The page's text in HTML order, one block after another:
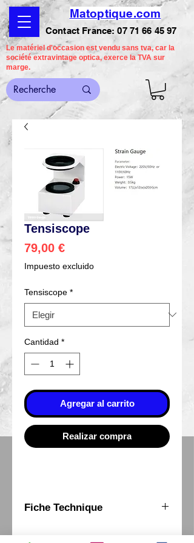
Matoptique.com
Contact France:07 71 66 45 97
Le matériel d'occasion est vendu sans tva, car la
société extravintage optica, exerce la TVA sur
marge.
Tensiscope
79,00 €Precio
Impuesto excluido
Tensiscope *
Cantidad *
Agregar al carrito
Realizar compra
Fiche Technique